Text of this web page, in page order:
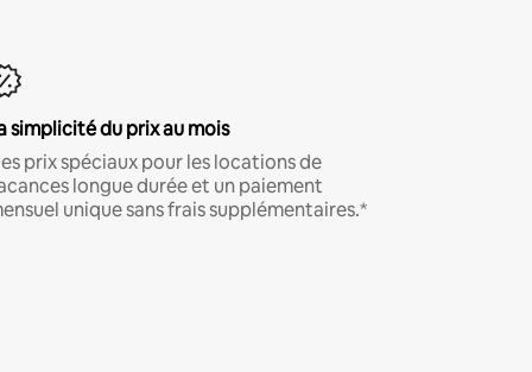
simplicité du prix au mois
prix spéciaux pour les locations de
longue durée et un paiement
unique sans frais supplémentaires.*